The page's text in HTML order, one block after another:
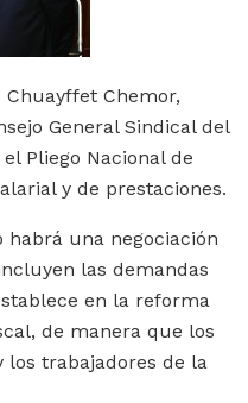
Chemor,
General Sindical del
Pliego Nacional de
y de prestaciones.
habrá una negociación
las demandas
en la reforma
de manera que los
los trabajadores de la